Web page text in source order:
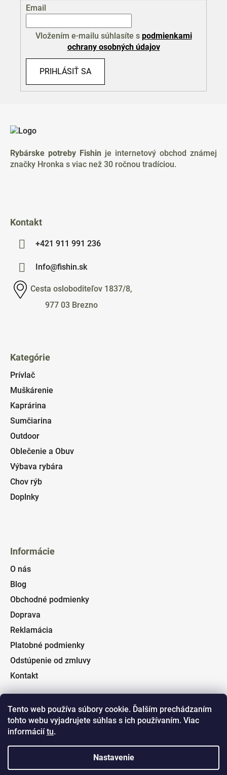
Tento web používa súbory cookie. Ďalším prechádzaním
tohto webu vyjadrujete súhlas s ich používaním. Viac
informáciítu.
Nastavenie
Email
Vložením e-mailu súhlasíte s podmienkami
ochrany osobných údajov
PRIHLÁSIŤ SA
Rybárske potreby Fishin je internetový obchod známej
značky Hronka s viac než 30 ročnou tradíciou.
Kontakt
+421 911 991 236
Info@fishin.sk
Cesta osloboditeľov 1837/8,
977 03 Brezno
Kategórie
Prívlač
Muškárenie
Kaprárina
Sumčiarina
Outdoor
Oblečenie a Obuv
Výbava rybára
Chov rýb
Doplnky
Informácie
O nás
Blog
Obchodné podmienky
Doprava
Reklamácia
Platobné podmienky
Odstúpenie od zmluvy
Kontakt
Facebook